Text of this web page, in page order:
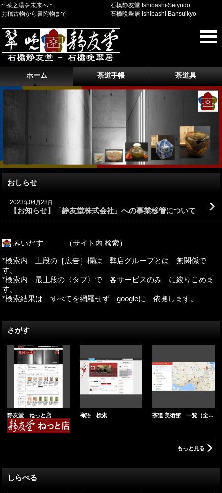
~ 茶之湯を未来へ ~
お稽古物から書附物まで
石橋静友堂 Ishibashi-Seiyudo
石橋晩翠居 Ishibashi-Bansuikyo
ホーム 茶道手帳 茶道具
おしらせ
2023年04月28日
【お知らせ】「静友堂株式会社」への事業移管について
みいだす （サイト内 検索）
*検索内 上段の［広告］欄は 弊店グループとは 無関係で
す。
*検索内 最上段の〈タブ〉で 各サービスのみ に絞りこめま
す。
*検索結果は すべてを網羅せず googleに 依拠します。
さがす
静友堂 ねっと店 禅語 検索 茶道 美術館 一覧（全国）
もっと見る
しらべる